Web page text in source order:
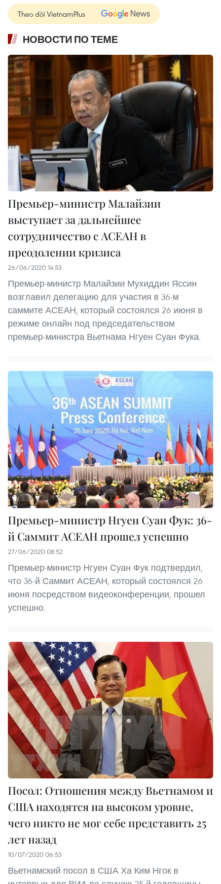
Theo dõi VietnamPlus
НОВОСТИ ПО ТЕМЕ
Премьер-министр Малайзии
выступает за дальнейшее
сотрудничество с АСЕАН в
преодолении кризиса
26/06/2020 14:53
Премьер-министр Малайзии Мухиддин Яссин
возглавил делегацию для участия в 36-м
саммите АСЕАН, который состоялся 26 июня в
режиме онлайн под председательством
премьер-министра Вьетнама Нгуен Суан Фука.
Премьер-министр Нгуен Суан Фук: 36-
й Саммит АСЕАН прошел успешно
27/06/2020 08:52
Премьер-министр Нгуен Суан Фук подтвердил,
что 36-й Саммит АСЕАН, который состоялся 26
июня посредством видеоконференции, прошел
успешно.
Посол: Отношения между Вьетнамом и
США находятся на высоком уровне,
чего никто не мог себе представить 25
лет назад
10/07/2020 06:53
Вьетнамский посол в США Ха Ким Нгок в